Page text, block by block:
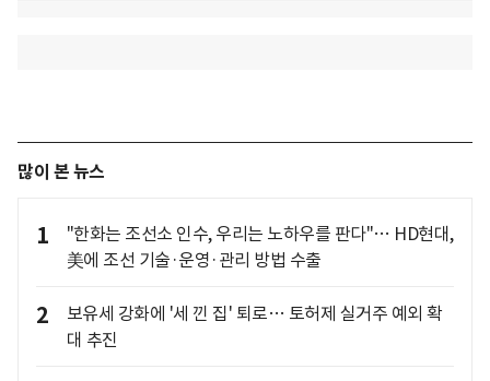
많이 본 뉴스
1
"한화는 조선소 인수, 우리는 노하우를 판다"… HD현대,
美에 조선 기술·운영·관리 방법 수출
2
보유세 강화에 '세 낀 집' 퇴로… 토허제 실거주 예외 확
대 추진